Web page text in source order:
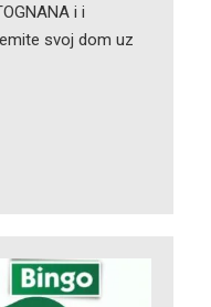
i i
svoj dom uz